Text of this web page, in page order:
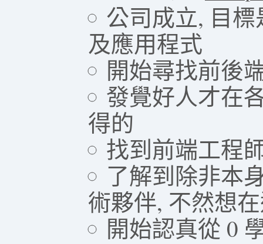
公司成立, 目標
及應用程式
開始尋找前後
發覺好人才在
得的
找到前端工程
了解到除非本
術夥伴, 不然想
開始認真從 0